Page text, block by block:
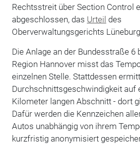
Rechtsstreit über Section Control
abgeschlossen, das Urteil des
Oberverwaltungsgerichts
Die Anlage an der Bundesstraße 6
Region Hannover misst das
einzelnen Stelle. Stattdessen
Durchschnittsgeschwindigkeit auf
Kilometer langen Abschnitt - dort
Dafür werden die Kennzeichen
Autos unabhängig von ihrem
kurzfristig anonymisiert